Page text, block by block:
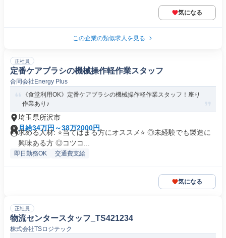
気になる
この企業の類似求人を見る
正社員
定番ケアブラシの機械操作軽作業スタッフ
合同会社Energy Plus
《食堂利用OK》定番ケアブラシの機械操作軽作業スタッフ！座り
作業あり♪
埼玉県所沢市
月給34万円～38万2000円
求める人材: ⭐️当てはまる方にオススメ⭐️ ◎未経験でも製造に
興味ある方 ◎コツコ...
即日勤務OK 交通費支給
気になる
正社員
物流センタースタッフ_TS421234
株式会社TSロジテック